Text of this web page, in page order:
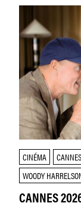
CINÉMA
WOODY
CANNES